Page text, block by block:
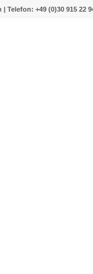
Telefon: +49 (0)30 915 22